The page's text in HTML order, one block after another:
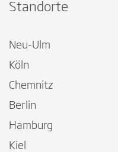
Standorte
Neu-Ulm
Köln
Chemnitz
Berlin
Hamburg
Kiel